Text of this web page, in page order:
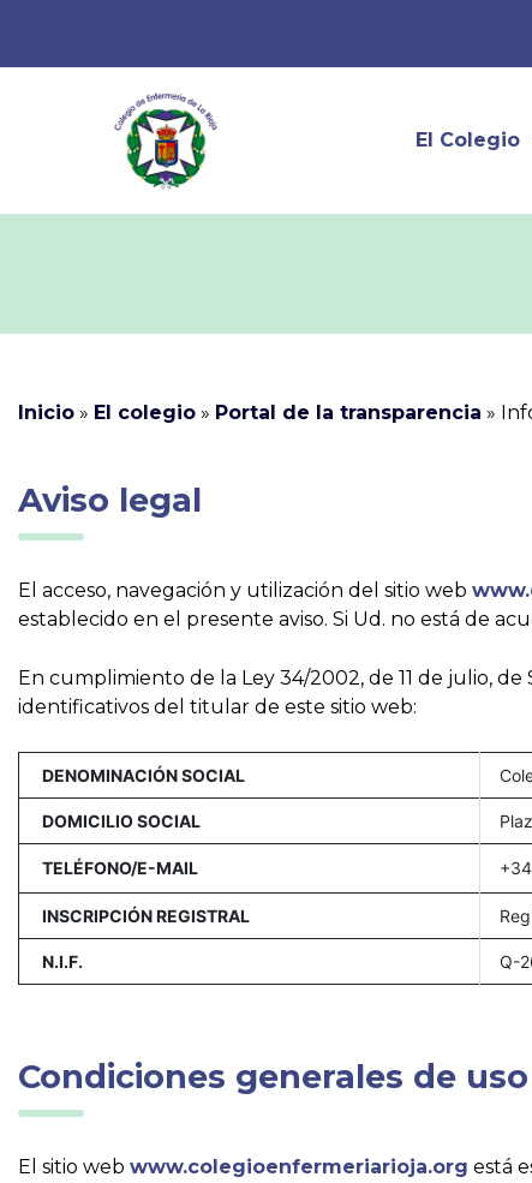
El Colegio
Inicio » El colegio » Portal de la transparencia »
Aviso legal
El acceso, navegación y utilización del sitio web
establecido en el presente aviso. Si Ud. no está de
En cumplimiento de la Ley 34/2002, de 11 de julio,
identificativos del titular de este sitio web:
DENOMINACIÓN SOCIAL
DOMICILIO SOCIAL
TELÉFONO/E-MAIL
INSCRIPCIÓN REGISTRAL
N.I.F. Q-
Condiciones generales de uso
El sitio web www.colegioenfermeriarioja.org está